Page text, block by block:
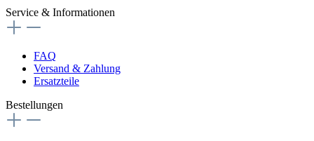
Service & Informationen
FAQ
Versand & Zahlung
Ersatzteile
Bestellungen